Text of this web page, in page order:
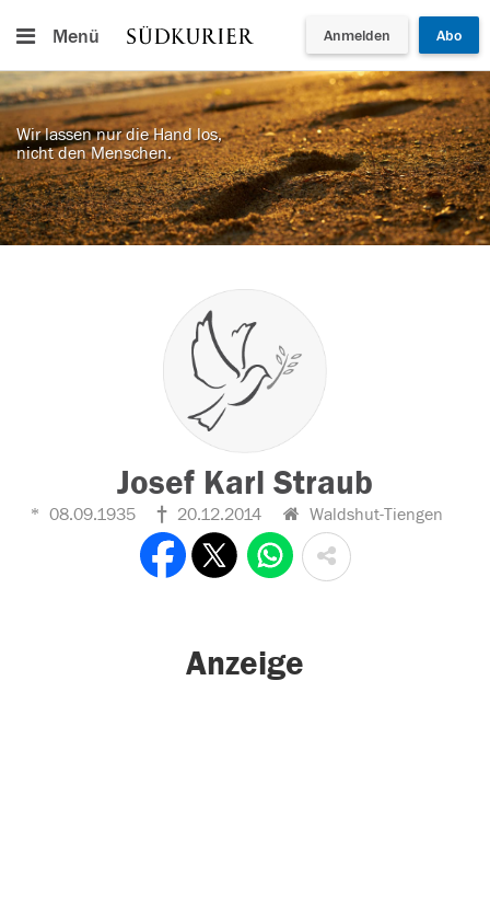
Menü Anmelden Abo
Wir lassen nur die Hand los,
nicht den Menschen.
Josef Karl Straub
08.09.1935 20.12.2014 Waldshut-Tiengen
Anzeige